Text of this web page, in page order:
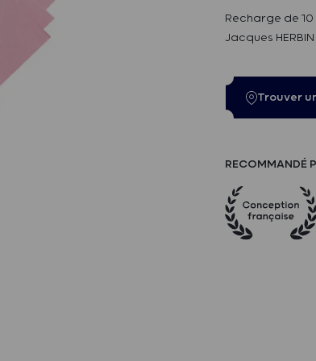
Recharge de
Jacques
Trouver
RECOMMANDÉ